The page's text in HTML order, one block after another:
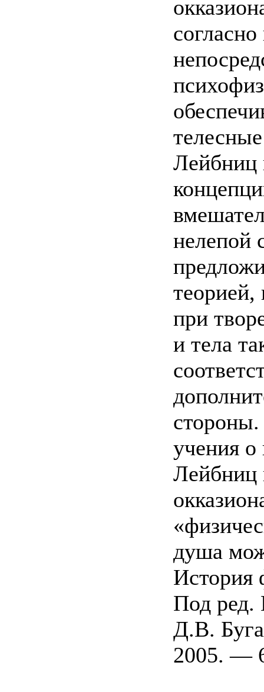
Лейбниц
нелепой
при
и тела
стороны.
учения о
Лейбниц
душа
История
Под ред.
Д.В.
2005. —